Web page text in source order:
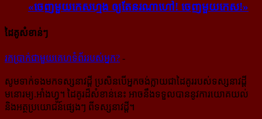
«ចេញ​មួយ​កេស​ហ្មង ឲ្យ​តែ​នរណា​ហៅ! ចេញ​មួយ​កេស!»
ដៃគូសំខាន់ៗ
រក​​ប្រាក់​​ជា​​មួយ​​គេហទំព័រ​​របស់​​អ្នក? -
សូម​ទាក់ទង​មក​ទស្សនាវដ្ដី ប្រសិន​បើ​អ្នក​ចង់​ក្លាយ​ជា​ដៃគូរ​របស់​ទស្សនាវដ្ដី​
មនោរម្យ.អាំងហ្វូ។ ដៃ​គូរ​ដ៏​សំខាន់​នេះ អាច​នឹង​ទទួល​បាន​នូវ​ការ​យោគយល់
និង​អត្ថ​ប្រយោជន៍​ផ្សេងៗ ពីទស្សនាវដ្ដី។